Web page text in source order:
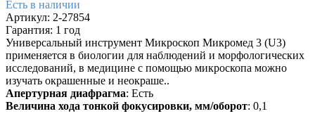
Есть в наличии
Артикул: 2-27854
Гарантия: 1 год
Универсальный инструмент Микроскоп Микромед 3 (U3)
применяется в биологии для наблюдений и морфологических
исследований, в медицине с помощью микроскопа можно
изучать окрашенные и неокраше..
Апертурная диафрагма: Есть
Величина хода тонкой фокусировки, мм/оборот: 0,1